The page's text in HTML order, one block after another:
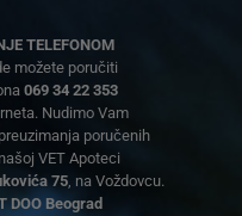
TELEFONOM
možete poručiti
069 34 22 353
Nudimo Vam
poručenih
VET Apoteci
75, na Voždovcu.
DOO Beograd